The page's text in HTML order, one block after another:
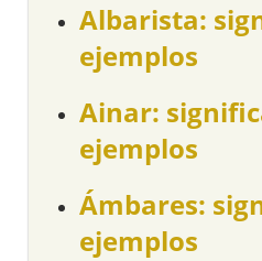
Albarista:
ejemplos
Ainar:
ejemplos
Ámbares:
ejemplos